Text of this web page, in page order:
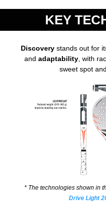
KEY
Discovery stands out for
and adaptability, with
sweet spot
* The technologies shown in
Drive Light